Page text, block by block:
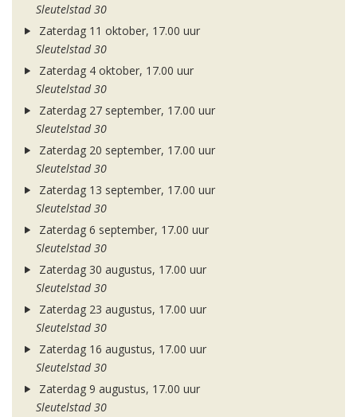
Sleutelstad 30
Zaterdag 11 oktober, 17.00 uur
Sleutelstad 30
Zaterdag 4 oktober, 17.00 uur
Sleutelstad 30
Zaterdag 27 september, 17.00 uur
Sleutelstad 30
Zaterdag 20 september, 17.00 uur
Sleutelstad 30
Zaterdag 13 september, 17.00 uur
Sleutelstad 30
Zaterdag 6 september, 17.00 uur
Sleutelstad 30
Zaterdag 30 augustus, 17.00 uur
Sleutelstad 30
Zaterdag 23 augustus, 17.00 uur
Sleutelstad 30
Zaterdag 16 augustus, 17.00 uur
Sleutelstad 30
Zaterdag 9 augustus, 17.00 uur
Sleutelstad 30